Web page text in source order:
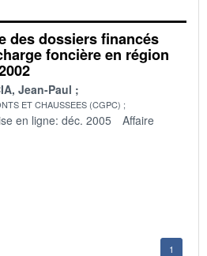
des dossiers financés
foncière en région
Jean-Paul
ET CHAUSSEES (CGPC)
en ligne: déc. 2005
Affaire
1